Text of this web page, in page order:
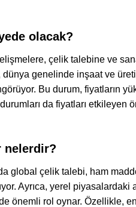
olacak?
çelik talebine ve
genelinde inşaat ve
Bu durum, fiyatların
da fiyatları etkileyen
nelerdir?
global çelik talebi, ham
Ayrıca, yerel piyasalardaki
önemli rol oynar. Özellikle,